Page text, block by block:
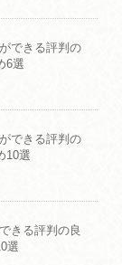
できる評判の
6選
できる評判の
10選
きる評判の良
選